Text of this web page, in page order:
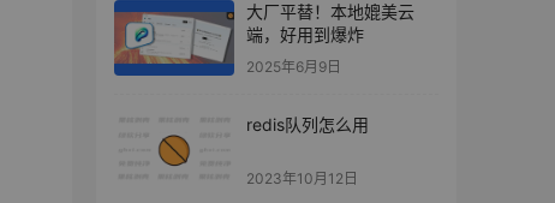
大厂平替！本地媲美云
端，好用到爆炸
2025年6月9日
redis队列怎么用
2023年10月12日